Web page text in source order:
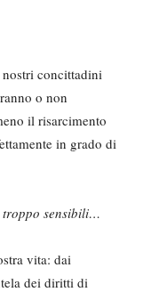
concittadini
o non
il risarcimento
in grado di
troppo sensibili…
vita: dai
dei diritti di